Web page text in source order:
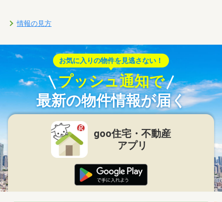
情報の見方
お気に入りの物件を見逃さない！
プッシュ通知で
最新の物件情報が届く
goo住宅・不動産
アプリ